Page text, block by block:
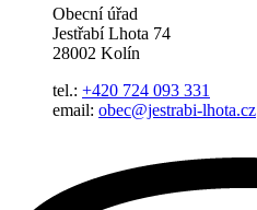
Obecní úřad
Jestřabí Lhota 74
28002 Kolín
tel.: +420 724 093 331
email: obec@jestrabi-lhota.cz